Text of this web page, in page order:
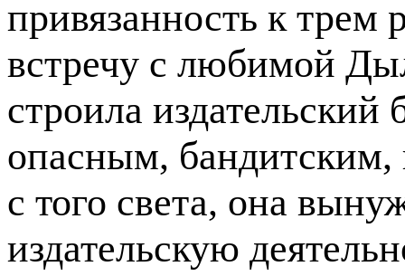
привязанность к трем
встречу с любимой
строила
опасным, бандитским,
с того света, она
издательскую